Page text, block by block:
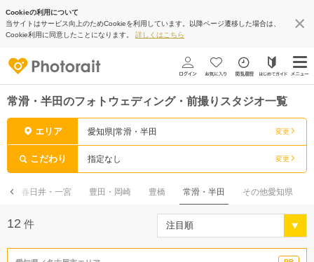
Cookieの利用について
当サイトはサービス向上のためCookieを利用しています。以降ページ遷移した場合は、
Cookie利用に同意したことになります。 詳しくはこちら
常滑・半田のフォトウェディング・前撮りスタジオ一覧
エリア 愛知県|常滑・半田 変更
こだわり 指定なし 変更
春日井・一宮 豊田・岡崎 豊橋 常滑・半田 その他愛知県
12 件